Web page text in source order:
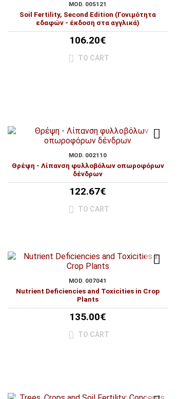
MOD. 005121
Soil Fertility, Second Edition (Γονιμότητα
εδαφών - έκδοση στα αγγλικά)
106.20€
TO CART
MOD. 002110
Θρέψη - Λίπανση φυλλοβόλων οπωροφόρων
δένδρων
122.67€
TO CART
MOD. 007041
Nutrient Deficiencies and Toxicities in Crop
Plants
135.00€
TO CART